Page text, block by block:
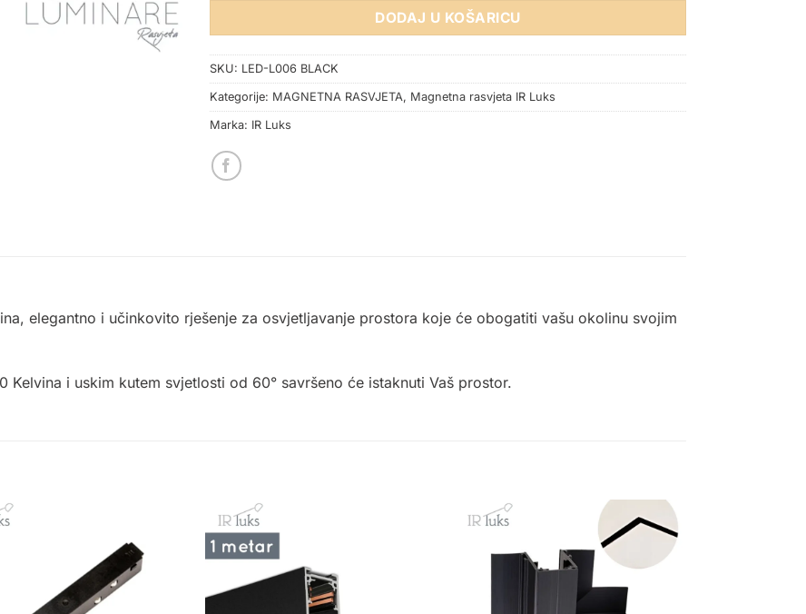
DODAJ U KOŠARICU
SKU: LED-L006 BLACK
Kategorije: MAGNETNA RASVJETA, Magnetna rasvjeta IR Luks
Marka: IR Luks
elegantno i učinkovito rješenje za osvjetljavanje prostora koje će obogatiti vašu okolinu svojim
i uskim kutem svjetlosti od 60° savršeno će istaknuti Vaš prostor.